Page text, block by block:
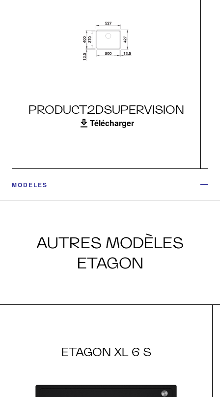
PRODUCT2DSUPERVISION
Télécharger
MODÈLES
AUTRES MODÈLES
ETAGON
ETAGON XL 6 S